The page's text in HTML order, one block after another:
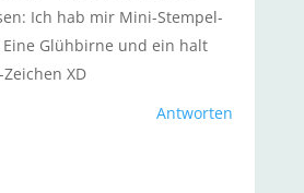
Ich hab mir Mini-Stempel-
Glühbirne und ein halt
XD
Antworten